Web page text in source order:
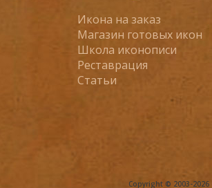
Икона на заказ
Магазин готовых икон
Школа иконописи
Реставрация
Статьи
Copyright © 2003-2026